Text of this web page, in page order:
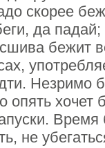
скорее
да
бежит
Незримо
опять хочет
Время
не